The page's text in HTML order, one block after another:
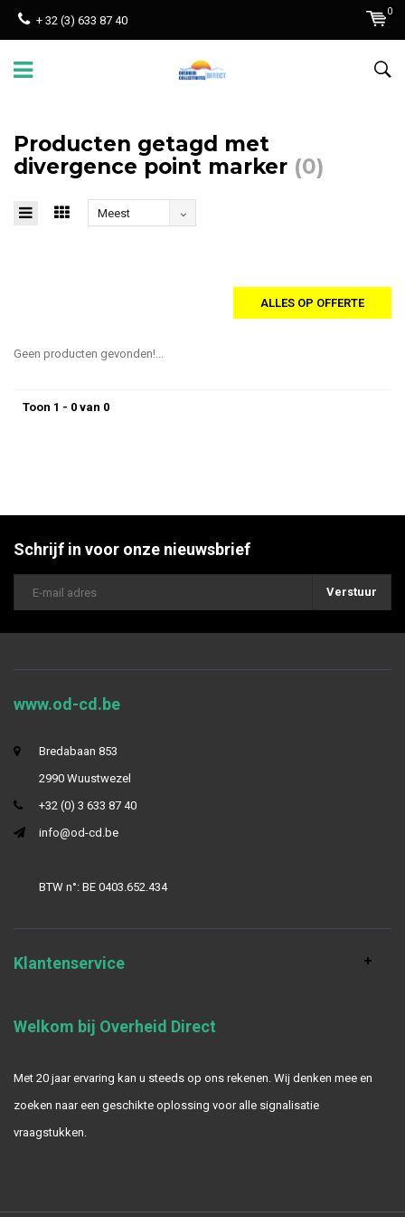
+ 32 (3) 633 87 40
0
Producten getagd met
divergence point marker (0)
Meest
ALLES OP OFFERTE
Geen producten gevonden!...
Toon 1 - 0 van 0
Schrijf in voor onze nieuwsbrief
Verstuur
www.od-cd.be
Bredabaan 853
2990 Wuustwezel
+32 (0) 3 633 87 40
info@od-cd.be
BTW n°: BE 0403.652.434
Klantenservice
Welkom bij Overheid Direct
Met 20 jaar ervaring kan u steeds op ons rekenen. Wij denken mee en
zoeken naar een geschikte oplossing voor alle signalisatie
vraagstukken.